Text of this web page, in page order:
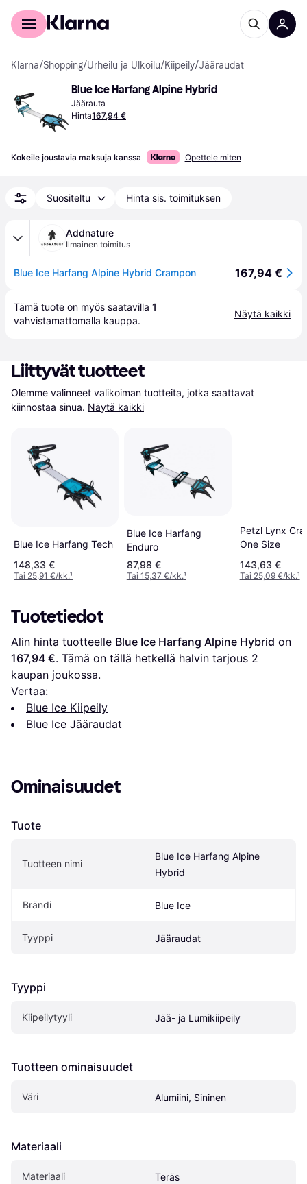
Kuluttajille
Klarna/Shopping/Urheilu ja Ulkoilu/Kiipeily/Jääraudat
Blue Ice Harfang Alpine Hybrid
Jäärauta
Hinta167,94 €
Kokeile joustavia maksuja kanssa Opettele miten
Suositeltu Hinta sis. toimituksen
Addnature
Ilmainen toimitus
Blue Ice Harfang Alpine Hybrid Crampon 167,94 €
Tämä tuote on myös saatavilla 1
vahvistamattomalla kauppa.
Näytä kaikki
Liittyvät tuotteet
Olemme valinneet valikoiman tuotteita, jotka saattavat
kiinnostaa sinua. Näytä kaikki
Blue Ice Harfang Tech
148,33 €
Tai 25,91 €/kk.¹
Blue Ice Harfang
Enduro
87,98 €
Tai 15,37 €/kk.¹
Petzl Lynx
One Size
143,63 €
Tai 25,09 €/kk.¹
Tuotetiedot
Alin hinta tuotteelle Blue Ice Harfang Alpine Hybrid
167,94 €. Tämä on tällä hetkellä halvin tarjous 2
kaupan joukossa.
Vertaa:
Blue Ice Kiipeily
Blue Ice Jääraudat
Ominaisuudet
Tuote
Tuotteen nimi
Blue Ice Harfang Alpine
Hybrid
Brändi Blue Ice
Tyyppi Jääraudat
Tyyppi
Kiipeilytyyli Jää- ja Lumikiipeily
Tuotteen ominaisuudet
Väri Alumiini, Sininen
Materiaali
Materiaali Teräs